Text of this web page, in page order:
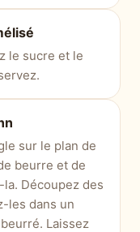
le sucre et le
sur le plan de
beurre et de
Découpez des
les dans un
Laissez